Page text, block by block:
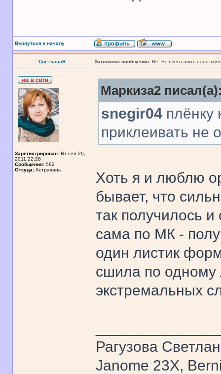
Вернуться к началу
СветланаR Заголовок сообщения: Re: Без чего шить
Зарегистрирован: Вт сен 20,
2011 22:28
Сообщения: 592
Откуда: Астрахань
Маркиза2
snegir04 плёнку
приклеивать не
Хоть я и люблю
бывает, что
так получилось
сама по МК -
один листик
сшила по одному
экстремальных
Рагузова
Janome 23X,